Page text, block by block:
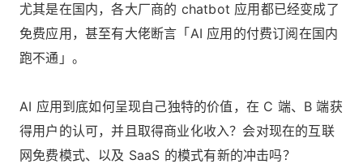
尤其是在国内，各大厂商的 chatbot 应用都已经变成了
免费应用，甚至有大佬断言「AI 应用的付费订阅在国内
跑不通」。
AI 应用到底如何呈现自己独特的价值，在 C 端、B 端获
得用户的认可，并且取得商业化收入？会对现在的互联
网免费模式、以及 SaaS 的模式有新的冲击吗？